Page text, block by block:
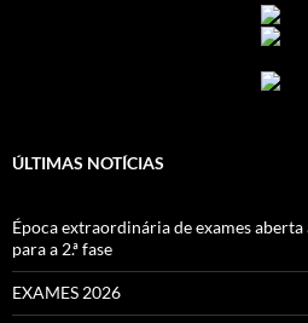
ÚLTIMAS NOTÍCIAS
Época extraordinária de exames
para a 2.ª fase
EXAMES 2026